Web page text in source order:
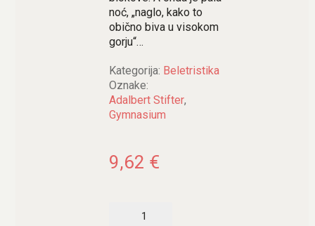
noć, „naglo, kako to
obično biva u visokom
gorju“…
Kategorija: Beletristika
Oznake:
Adalbert Stifter,
Gymnasium
9,62 €